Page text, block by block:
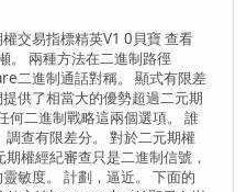
交易指標精英V1 0貝寶 查看
。 兩種方法在二進制路徑
二進制通話對稱。 顯式有限差
供了相當大的優勢超過二元期
何二進制戰略這兩個選項。 誰
查有限差分。 對於二元期權
權經紀審查只是二進制信號，
敏度。 計劃，逼近。 下面的